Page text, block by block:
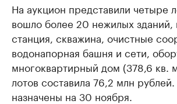
На аукцион представили четыре
вошло более 20 нежилых зданий,
станция, скважина, очистные
водонапорная башня и сети,
многоквартирный дом (378,6 кв.
лотов составила 76,2 млн
назначены на 30 ноября.